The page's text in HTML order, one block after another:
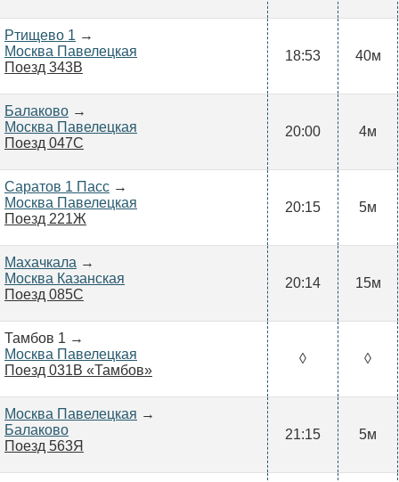
Ртищево 1 →
Москва Павелецкая
Поезд 343В
18:53 40м
Балаково →
Москва Павелецкая
Поезд 047С
20:00 4м
Саратов 1 Пасс →
Москва Павелецкая
Поезд 221Ж
20:15 5м
Махачкала →
Москва Казанская
Поезд 085С
20:14 15м
Тамбов 1 →
Москва Павелецкая
Поезд 031В «Тамбов»
◊ ◊
Москва Павелецкая →
Балаково
Поезд 563Я
21:15 5м